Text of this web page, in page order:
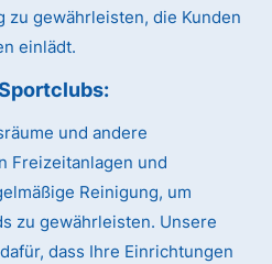
zu gewährleisten, die Kunden
einlädt.
und andere
Freizeitanlagen und
Reinigung, um
zu gewährleisten. Unsere
dass Ihre Einrichtungen